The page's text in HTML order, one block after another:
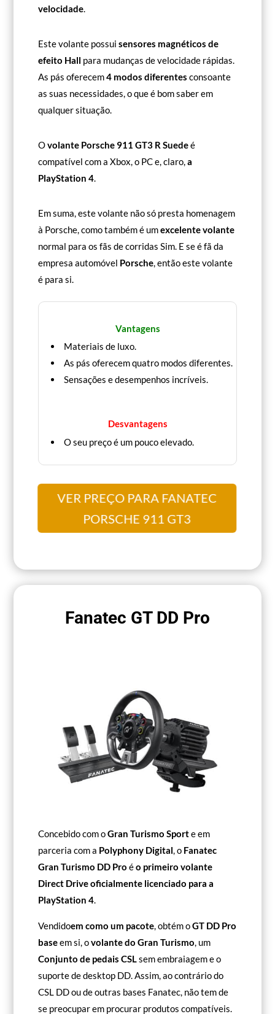
velocidade.
Este volante possui sensores magnéticos de
efeito Hall para mudanças de velocidade rápidas.
As pás oferecem4 modos diferentes consoante
as suas necessidades, o que é bom saber em
qualquer situação.
Ovolante Porsche 911 GT3 R Suedeé
compatível com a Xbox, o PC e, claro,a
PlayStation 4.
Em suma, este volante não só presta homenagem
à Porsche, como também é umexcelente volante
normal para os fãs de corridas Sim. E se é fã da
empresa automóvel Porsche, então este volante
é para si.
Vantagens
Materiais de luxo.
As pás oferecem quatro modos diferentes.
Sensações e desempenhos incríveis.
Desvantagens
O seu preço é um pouco elevado.
VER PREÇO PARA FANATEC
PORSCHE 911 GT3
Fanatec GT DD Pro
Concebido com oGran Turismo Sporte em
parceria com a Polyphony Digital, o Fanatec
Gran Turismo DD Pro éo primeiro volante
Direct Drive oficialmente licenciado para a
PlayStation 4.
Vendidoem como um pacote, obtém oGT DD Pro
baseem si, ovolante do Gran Turismo, um
Conjunto de pedais CSLsem embraiagem e o
suporte de desktop DD. Assim, ao contrário do
CSL DD ou de outras bases Fanatec, não tem de
se preocupar em procurar produtos compatíveis.